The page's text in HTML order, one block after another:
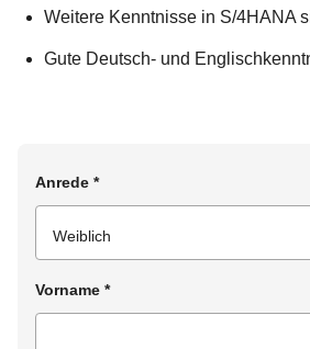
Weitere Kenntnisse in S/4HANA
Gute Deutsch- und
Anrede *
Vorname *